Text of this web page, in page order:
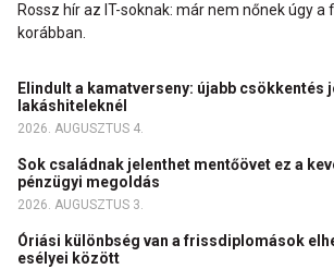
Rossz hír az IT-soknak: már nem nőnek úgy
korábban.
Elindult a kamatverseny: újabb csökkentés
lakáshiteleknél
2026. AUGUSZTUS 4.
Sok családnak jelenthet mentőövet ez a
pénzügyi megoldás
2026. AUGUSZTUS 3.
Óriási különbség van a frissdiplomások
esélyei között